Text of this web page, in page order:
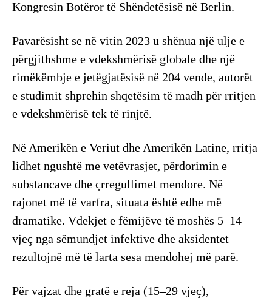
Kongresin Botëror të Shëndetësisë në Berlin.
Pavarësisht se në vitin 2023 u shënua një ulje e
përgjithshme e vdekshmërisë globale dhe një
rimëkëmbje e jetëgjatësisë në 204 vende, autorët
e studimit shprehin shqetësim të madh për rritjen
e vdekshmërisë tek të rinjtë.
Në Amerikën e Veriut dhe Amerikën Latine, rritja
lidhet ngushtë me vetëvrasjet, përdorimin e
substancave dhe çrregullimet mendore. Në
rajonet më të varfra, situata është edhe më
dramatike. Vdekjet e fëmijëve të moshës 5–14
vjeç nga sëmundjet infektive dhe aksidentet
rezultojnë më të larta sesa mendohej më parë.
Për vajzat dhe gratë e reja (15–29 vjeç),